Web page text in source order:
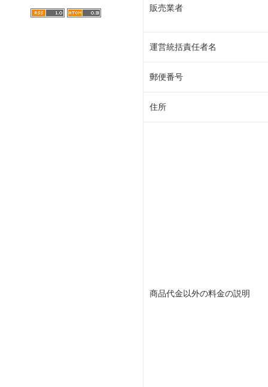
販売業者
運営統括責任者名
郵便番号
住所
商品代金以外の料金の説明